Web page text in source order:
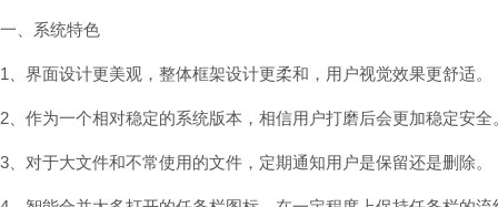
一、系统特色
1、界面设计更美观，整体框架设计更柔和，用户视觉效果更舒适。
2、作为一个相对稳定的系统版本，相信用户打磨后会更加稳定安全
3、对于大文件和不常使用的文件，定期通知用户是保留还是删除。